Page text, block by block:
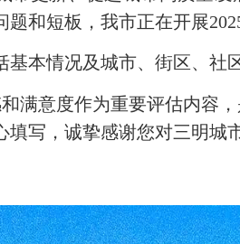
和短板，我市正在开展
情况及城市、街区、社
满意度作为重要评估内容
写，诚挚感谢您对三明城